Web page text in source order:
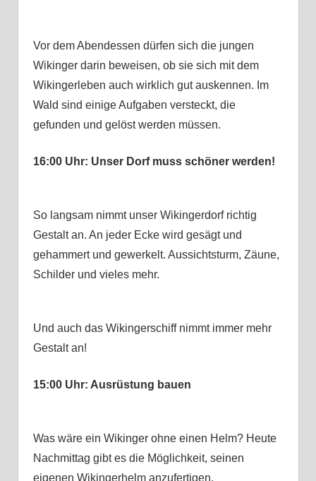
Vor dem Abendessen dürfen sich die jungen
Wikinger darin beweisen, ob sie sich mit dem
Wikingerleben auch wirklich gut auskennen. Im
Wald sind einige Aufgaben versteckt, die
gefunden und gelöst werden müssen.
16:00 Uhr: Unser Dorf muss schöner werden!
So langsam nimmt unser Wikingerdorf richtig
Gestalt an. An jeder Ecke wird gesägt und
gehammert und gewerkelt. Aussichtsturm, Zäune,
Schilder und vieles mehr.
Und auch das Wikingerschiff nimmt immer mehr
Gestalt an!
15:00 Uhr: Ausrüstung bauen
Was wäre ein Wikinger ohne einen Helm? Heute
Nachmittag gibt es die Möglichkeit, seinen
eigenen Wikingerhelm anzufertigen.